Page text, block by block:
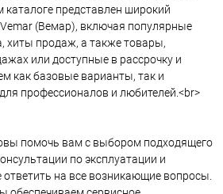
представлен широкий
(Вемар), включая популярные
хиты продаж, а также товары,
или доступные в рассрочку и
как базовые варианты, так и
профессионалов и любителей.<br>
помочь вам с выбором подходящего
по эксплуатации и
на все возникающие вопросы.